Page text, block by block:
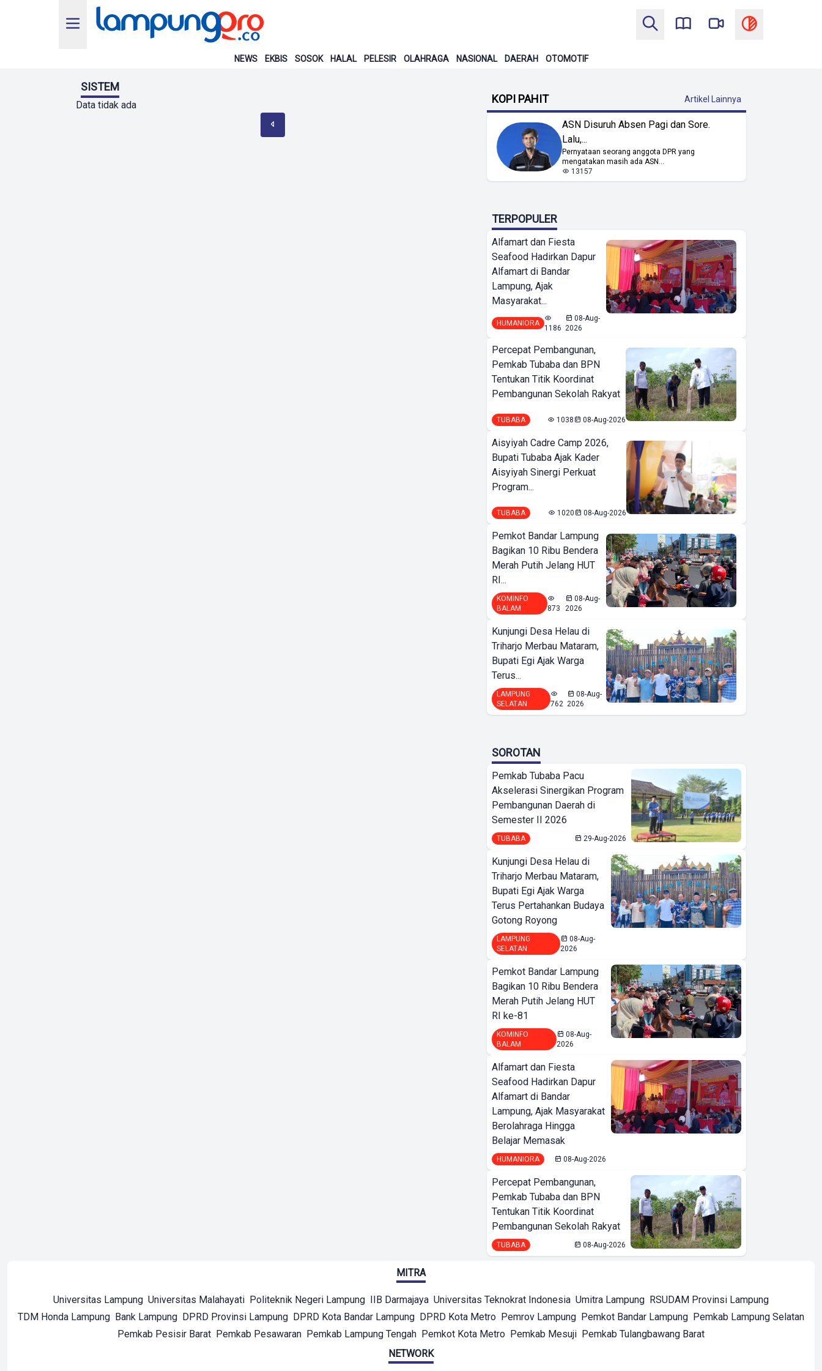
NEWS EKBIS SOSOK HALAL PELESIR OLAHRAGA NASIONAL DAERAH OTOMOTIF
SISTEM
Data tidak ada KOPI PAHIT Artikel Lainnya
ASN Disuruh Absen Pagi dan Sore.
Lalu,...
Pernyataan seorang anggota DPR yang
mengatakan masih ada ASN...
13157
TERPOPULER
Alfamart dan Fiesta
Seafood Hadirkan Dapur
Alfamart di Bandar
Lampung, Ajak
Masyarakat...
HUMANIORA
1186
08-Aug-
2026
Percepat Pembangunan,
Pemkab Tubaba dan BPN
Tentukan Titik Koordinat
Pembangunan Sekolah Rakyat
TUBABA 1038 08-Aug-2026
Aisyiyah Cadre Camp 2026,
Bupati Tubaba Ajak Kader
Aisyiyah Sinergi Perkuat
Program...
TUBABA 1020 08-Aug-2026
Pemkot Bandar Lampung
Bagikan 10 Ribu Bendera
Merah Putih Jelang HUT
RI...
KOMINFO
BALAM
873
08-Aug-
2026
Kunjungi Desa Helau di
Triharjo Merbau Mataram,
Bupati Egi Ajak Warga
Terus...
LAMPUNG
SELATAN
762
08-Aug-
2026
SOROTAN
Pemkab Tubaba Pacu
Akselerasi Sinergikan Program
Pembangunan Daerah di
Semester II 2026
TUBABA 29-Aug-2026
Kunjungi Desa Helau di
Triharjo Merbau Mataram,
Bupati Egi Ajak Warga
Terus Pertahankan Budaya
Gotong Royong
LAMPUNG
SELATAN
08-Aug-
2026
Pemkot Bandar Lampung
Bagikan 10 Ribu Bendera
Merah Putih Jelang HUT
RI ke-81
KOMINFO
BALAM
08-Aug-
2026
Alfamart dan Fiesta
Seafood Hadirkan Dapur
Alfamart di Bandar
Lampung, Ajak Masyarakat
Berolahraga Hingga
Belajar Memasak
HUMANIORA 08-Aug-2026
Percepat Pembangunan,
Pemkab Tubaba dan BPN
Tentukan Titik Koordinat
Pembangunan Sekolah Rakyat
TUBABA 08-Aug-2026
MITRA
Universitas Lampung Universitas Malahayati Politeknik Negeri Lampung IIB Darmajaya Universitas Teknokrat Indonesia Umitra Lampung RSUDAM Provinsi Lampung
TDM Honda Lampung Bank Lampung DPRD Provinsi Lampung DPRD Kota Bandar Lampung DPRD Kota Metro Pemrov Lampung Pemkot Bandar Lampung Pemkab Lampung Selatan
Pemkab Pesisir Barat Pemkab Pesawaran Pemkab Lampung Tengah Pemkot Kota Metro Pemkab Mesuji Pemkab Tulangbawang Barat
NETWORK